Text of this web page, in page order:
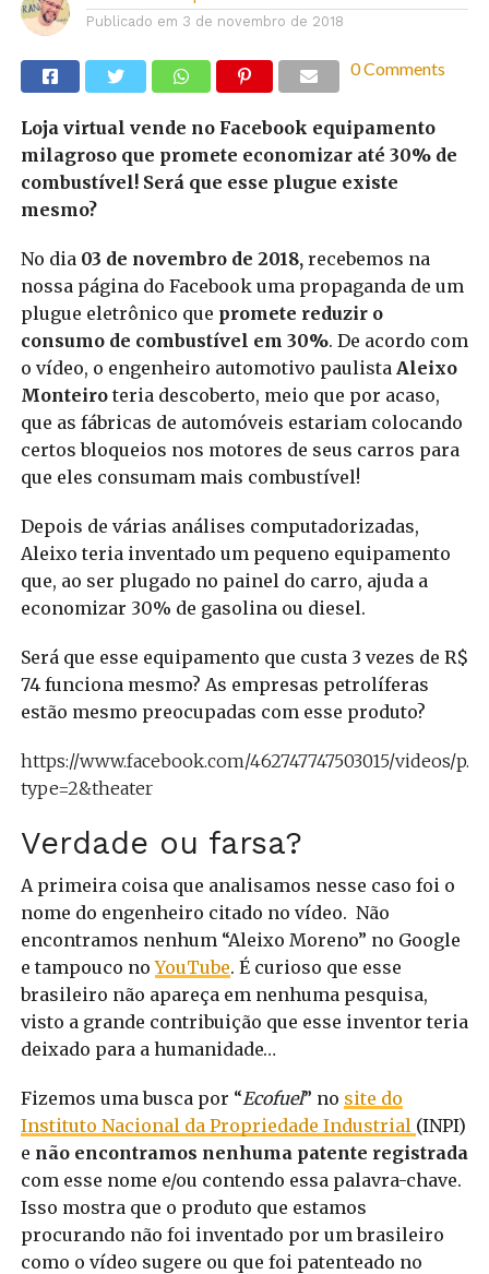
Publicado em 3 de novembro de 2018
0 Comments
Loja virtual vende no Facebook equipamento
milagroso que promete economizar até 30% de
combustível! Será que esse plugue existe
mesmo?
No dia 03 de novembro de 2018, recebemos na
nossa página do Facebook uma propaganda de um
plugue eletrônico que promete reduzir o
consumo de combustível em 30%. De acordo com
o vídeo, o engenheiro automotivo paulista Aleixo
Monteiroteria descoberto, meio que por acaso,
que as fábricas de automóveis estariam colocando
certos bloqueios nos motores de seus carros para
que eles consumam mais combustível!
Depois de várias análises computadorizadas,
Aleixo teria inventado um pequeno equipamento
que, ao ser plugado no painel do carro, ajuda a
economizar 30% de gasolina ou diesel.
Será que esse equipamento que custa 3 vezes de R$
74 funciona mesmo? As empresas petrolíferas
estão mesmo preocupadas com esse produto?
https://www.facebook.com/462747747503015/videos/
type=2&theater
Verdade ou farsa?
A primeira coisa que analisamos nesse caso foi o
nome do engenheiro citado no vídeo. Não
encontramos nenhum “Aleixo Moreno” no Google
e tampouco noYouTube. É curioso que esse
brasileiro não apareça em nenhuma pesquisa,
visto a grande contribuição que esse inventor teria
deixado para a humanidade…
Fizemos uma busca por “Ecofuel” no site do
Instituto Nacional da Propriedade Industrial (INPI)
e não encontramos nenhuma patente registrada
com esse nome e/ou contendo essa palavra-chave.
Isso mostra que o produto que estamos
procurando não foi inventado por um brasileiro
como o vídeo sugere ou que foi patenteado no